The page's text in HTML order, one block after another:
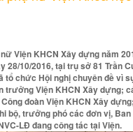
Viện KHCN Xây dựng năm
10/2016, tại trụ sở 81 Trần
tổ chức Hội nghị chuyên đề vì
trưởng Viện KHCN Xây dựng;
đoàn Viện KHCN Xây
bộ, trưởng phó các đơn vị, Ban
LĐ đang công tác tại Viện.